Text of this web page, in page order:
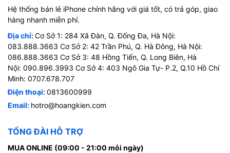
Hệ thống bán lẻ iPhone chính hãng với giá tốt, có trả góp, giao
hàng nhanh miễn phí.
Địa chỉ:Cơ Sở 1: 284 Xã Đàn, Q. Đống Đa, Hà Nội:
083.888.3663 Cơ Sở 2: 42 Trần Phú, Q. Hà Đông, Hà Nội:
086.888.3663 Cơ Sở 3: 48 Hồng Tiến, Q. Long Biên, Hà
Nội: 090.896.3993 Cơ Sở 4: 403 Ngô Gia Tự- P.2, Q.10 Hồ Chí
Minh: 0707.678.707
Điện thoại:0813600999
Email: hotro@hoangkien.com
TỔNG ĐÀI HỖ TRỢ
MUA ONLINE (09:00 - 21:00 mỗi ngày)